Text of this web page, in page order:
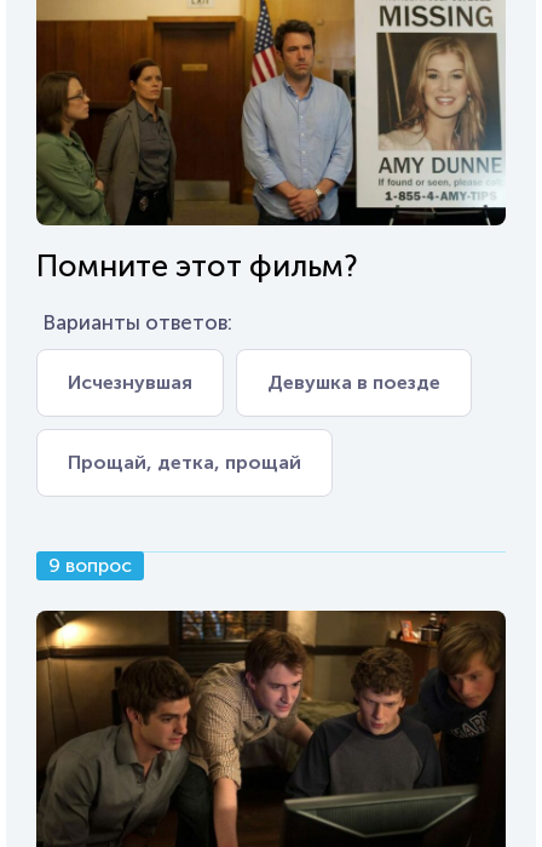
Помните этот фильм?
Варианты ответов:
Исчезнувшая Девушка в поезде
Прощай, детка, прощай
9 вопрос